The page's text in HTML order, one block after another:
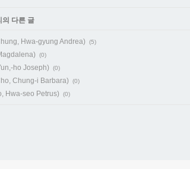
의 다른 글
Hwa-gyung Andrea) (5)
(0)
ho Joseph) (0)
Chung-i Barbara) (0)
Hwa-seo Petrus) (0)